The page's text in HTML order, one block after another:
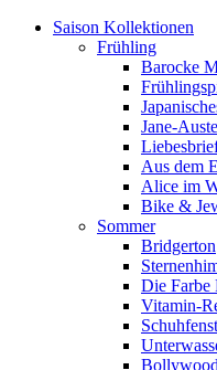
Saison Kollektionen
Frühling
Barocke
Jane-
Aus dem
Alice im
Bike &
Sommer
Bridgerton
Die Farbe
Vitamin-